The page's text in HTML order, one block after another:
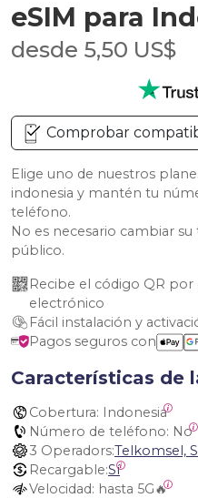
eSIM para
desde 5,50 US$
Comprobar
Elige uno de nuestros
indonesia y mantén tu
teléfono.
No es necesario cambiar
público.
Recibe el código QR por
electrónico
Fácil instalación y
Pagos seguros con
Características de
Cobertura: Indonesia
Número de teléfono: No
3 Operadors:
Recargable:Sí
Velocidad: hasta 5G🔥